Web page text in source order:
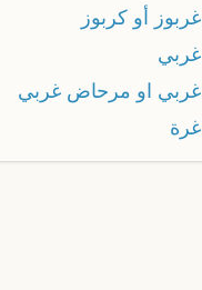
غربوز أو كربوز
غربي
غربي او مرحاض غربي
غرة